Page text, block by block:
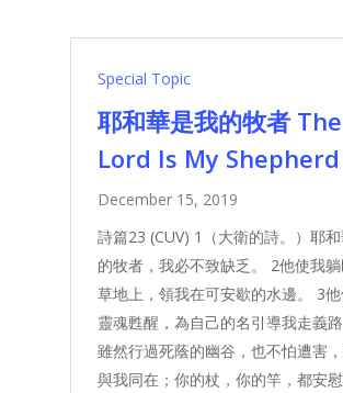
Special Topic
耶和華是我的牧者 The
Lord Is My Shepherd
December 15, 2019
詩篇23 (CUV) 1（大衛的詩。）耶
的牧者，我必不致缺乏。 2他使我
草地上，領我在可安歇的水邊。 3
靈魂甦醒，為自己的名引導我走義
雖然行過死蔭的幽谷，也不怕遭害
與我同在；你的杖，你的竿，都安